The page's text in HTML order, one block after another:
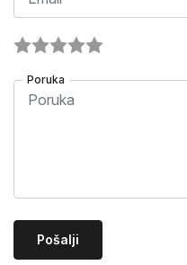
Poruka
Pošalji